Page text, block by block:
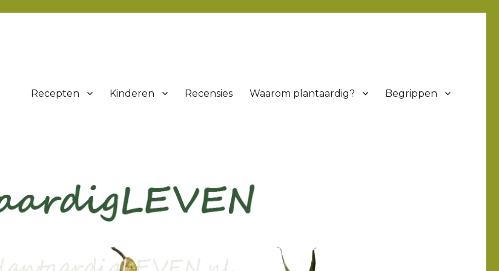
Recepten Kinderen Recensies Waarom plantaardig? Begrippen